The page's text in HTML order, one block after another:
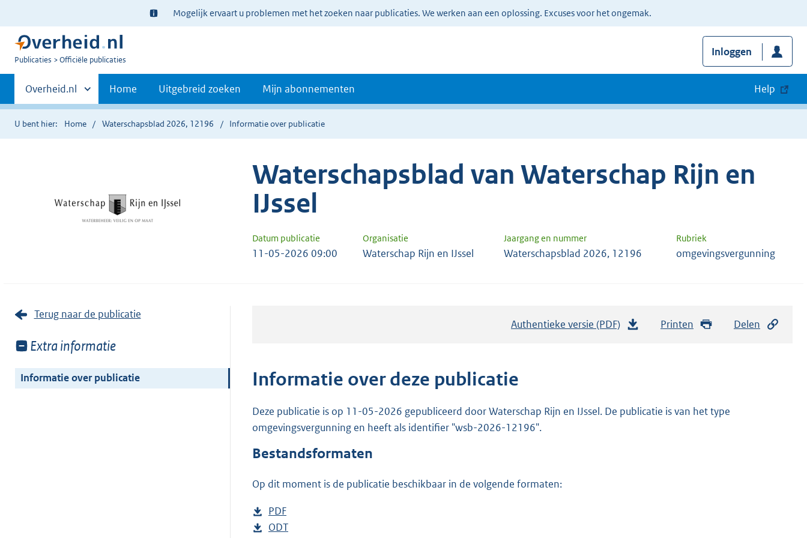
Ter
informatie:
Mogelijk ervaart u problemen met het zoeken naar publicaties. We werken aan een oplossing. Excuses voor het ongemak.
U
Publicaties Officiële publicaties
Inloggen
Primaire
navigatie
Andere
sites
binnen
Overheid.nl Home Uitgebreid zoeken Mijn abonnementen Help
U bent hier: Home Waterschapsblad 2026, 12196 Informatie over publicatie
Waterschapsblad van Waterschap Rijn en
IJssel
Datum publicatie Organisatie Jaargang en nummer Rubriek
11-05-2026 09:00 Waterschap Rijn en IJssel Waterschapsblad 2026, 12196 omgevingsvergunning
Terug naar de publicatie
Toon
van:
Extra informatie
Informatie over publicatie
Authentieke versie (PDF)
d
Printen Delen
Informatie over deze publicatie
Deze publicatie is op 11-05-2026 gepubliceerd door Waterschap Rijn en IJssel. De publicatie is van het type
omgevingsvergunning en heeft als identifier "wsb-2026-12196".
Bestandsformaten
Op dit moment is de publicatie beschikbaar in de volgende formaten:
D
o
PDF
e
D
ODT